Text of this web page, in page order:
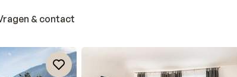
& contact